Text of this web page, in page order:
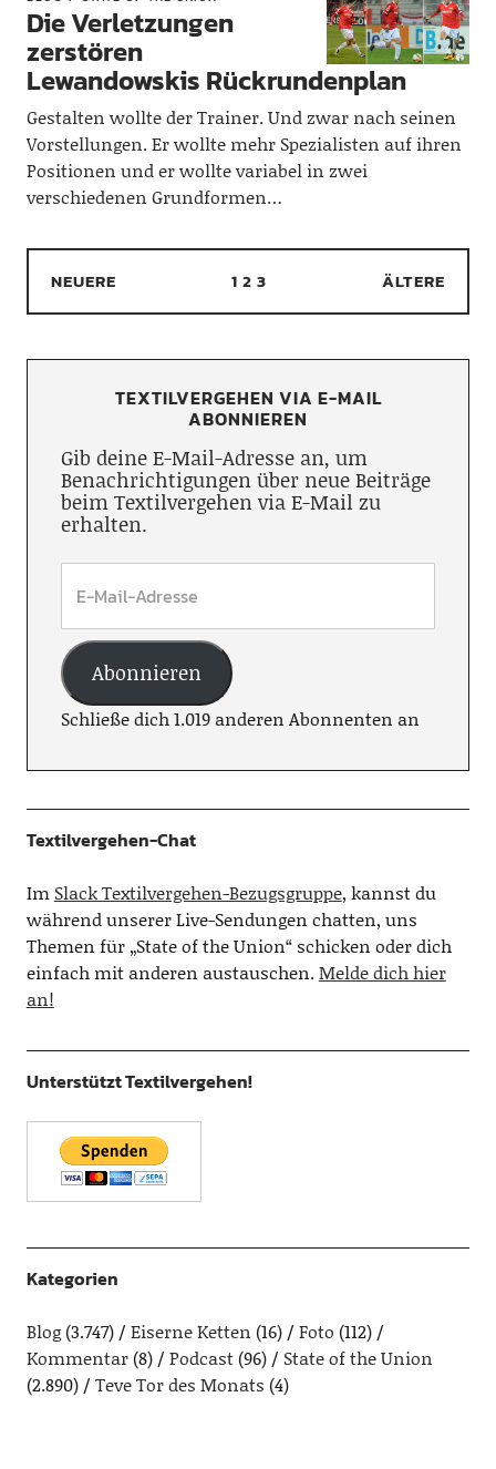
Die Verletzungen
zerstören
Lewandowskis Rückrundenplan
Gestalten wollte der Trainer. Und zwar nach seinen
Vorstellungen. Er wollte mehr Spezialisten auf ihren
Positionen und er wollte variabel in zwei
verschiedenen Grundformen…
NEUERE 1 2 3 ÄLTERE
TEXTILVERGEHEN VIA E-MAIL
ABONNIEREN
Gib deine E-Mail-Adresse an, um
Benachrichtigungen über neue Beiträge
beim Textilvergehen via E-Mail zu
erhalten.
Abonnieren
Schließe dich 1.019 anderen Abonnenten an
Textilvergehen-Chat
Im Slack Textilvergehen-Bezugsgruppe, kannst du
während unserer Live-Sendungen chatten, uns
Themen für „State of the Union“ schicken oder dich
einfach mit anderen austauschen.Melde dich hier
an!
Unterstützt Textilvergehen!
Kategorien
Blog(3.747) Eiserne Ketten (16) Foto (112)
Kommentar(8) Podcast(96)
State of the Union
(2.890)
Teve Tor des Monats (4)